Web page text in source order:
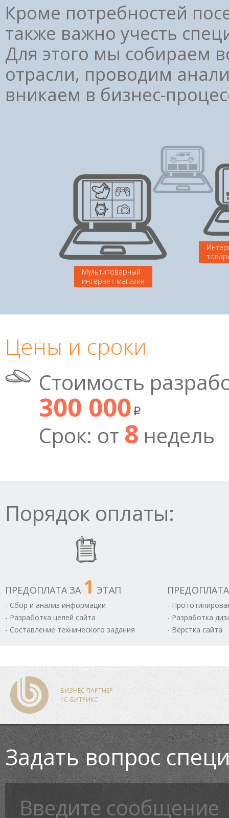
Кроме потребностей
также важно учесть
Для этого мы собираем
отрасли, проводим
вникаем в бизнес-
Мультитоварный
интернет-магазин
Цены и сроки
Стоимость
300 000
Срок: от 8 недель
Порядок оплаты:
ПРЕДОПЛАТА ЗА 1 ЭТАП
- Сбор и анализ информации
- Разработка целей сайта
- Составление технического задания
-
- Разработка
- Верстка сайта
БИЗНЕС ПАРТНЕР
1С-БИТРИКС
Задать вопрос